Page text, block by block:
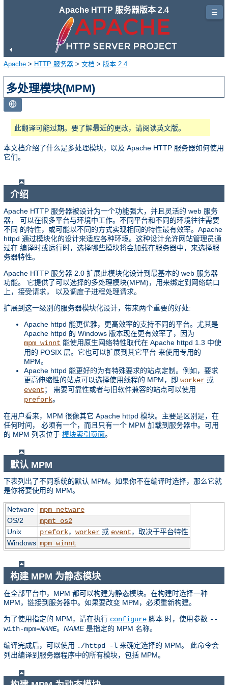
Apache HTTP 服务器版本 2.4
Apache > HTTP 服务器 > 文档 > 版本 2.4
多处理模块(MPM)
此翻译可能过期。要了解最近的更改，请阅读英文版。
本文档介绍了什么是多处理模块，以及 Apache HTTP 服务器如何使用
它们。
介绍
Apache HTTP 服务器被设计为一个功能强大，并且灵活的 web 服务
器， 可以在很多平台与环境中工作。不同平台和不同的环境往往需要
不同 的特性，或可能以不同的方式实现相同的特性最有效率。Apache
httpd 通过模块化的设计来适应各种环境。这种设计允许网站管理员通
过在 编译时或运行时，选择哪些模块将会加载在服务器中，来选择服
务器特性。
Apache HTTP 服务器 2.0 扩展此模块化设计到最基本的 web 服务器
功能。 它提供了可以选择的多处理模块(MPM)，用来绑定到网络端口
上，接受请求， 以及调度子进程处理请求。
扩展到这一级别的服务器模块化设计，带来两个重要的好处:
Apache httpd 能更优雅，更高效率的支持不同的平台。尤其是
Apache httpd 的 Windows 版本现在更有效率了，因为
mpm_winnt 能使用原生网络特性取代在 Apache httpd 1.3 中使
用的 POSIX 层。它也可以扩展到其它平台 来使用专用的
MPM。
Apache httpd 能更好的为有特殊要求的站点定制。例如，要求
更高伸缩性的站点可以选择使用线程的 MPM，即 worker 或
event； 需要可靠性或者与旧软件兼容的站点可以使用
prefork。
在用户看来，MPM 很像其它 Apache httpd 模块。主要是区别是，在
任何时间， 必须有一个，而且只有一个 MPM 加载到服务器中。可用
的 MPM 列表位于 模块索引页面。
默认 MPM
下表列出了不同系统的默认 MPM。如果你不在编译时选择，那么它就
是你将要使用的 MPM。
Netware
mpm_netware
OS/2
mpmt_os2
Unix
prefork， worker或 event，取决于平台特性
Windows mpm_winnt
构建 MPM 为静态模块
在全部平台中，MPM 都可以构建为静态模块。在构建时选择一种
MPM，链接到服务器中。如果要改变 MPM，必须重新构建。
为了使用指定的 MPM，请在执行 configure 脚本 时，使用参数 --
with-mpm=NAME。 NAME是指定的 MPM 名称。
编译完成后，可以使用 ./httpd -l 来确定选择的 MPM。 此命令会
列出编译到服务器程序中的所有模块，包括 MPM。
☰